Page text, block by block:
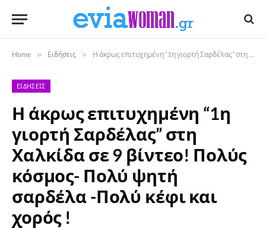
Home » Ειδήσεις » Η άκρως επιτυχημένη “1η γιορτή Σαρδέλας” στη Χαλκίδα σε 9 βίντεο! Πολύς κόσμος- Πολύ ψητή σαρδέλα -Πολύ κέφι και χορός !
ΕΙΔΉΣΕΙΣ
Η άκρως επιτυχημένη “1η
γιορτή Σαρδέλας” στη
Χαλκίδα σε 9 βίντεο! Πολύς
κόσμος- Πολύ ψητή
σαρδέλα -Πολύ κέφι και
χορός !